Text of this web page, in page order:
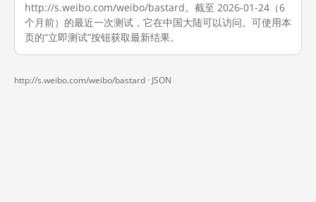
http://s.weibo.com/weibo/bastard。截至 2026-01-24（6
个月前）的最近一次测试，它在中国大陆可以访问。可使用本
页的“立即测试”按钮获取最新结果。
http://s.weibo.com/weibo/bastard · JSON